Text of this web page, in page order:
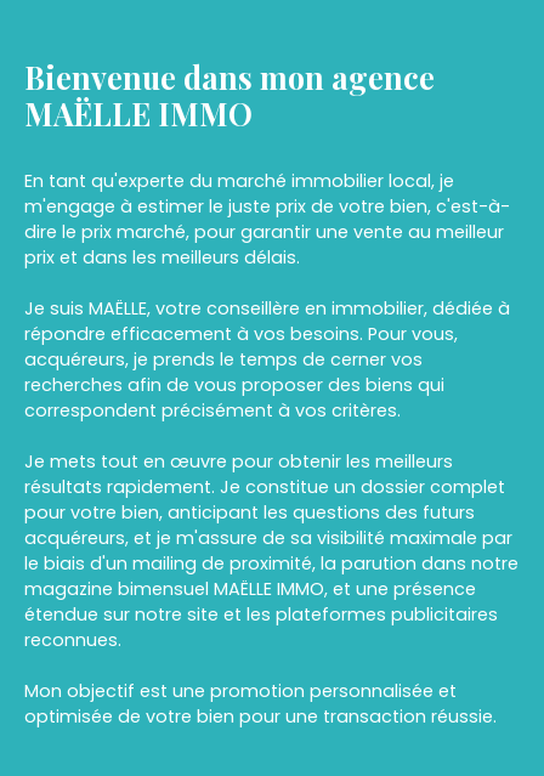
Bienvenue dans mon agence
MAËLLE IMMO
En tant qu'experte du marché immobilier local, je
m'engage à estimer le juste prix de votre bien, c'est-à-
dire le prix marché, pour garantir une vente au meilleur
prix et dans les meilleurs délais.
Je suis MAËLLE, votre conseillère en immobilier, dédiée à
répondre efficacement à vos besoins. Pour vous,
acquéreurs, je prends le temps de cerner vos
recherches afin de vous proposer des biens qui
correspondent précisément à vos critères.
Je mets tout en œuvre pour obtenir les meilleurs
résultats rapidement. Je constitue un dossier complet
pour votre bien, anticipant les questions des futurs
acquéreurs, et je m'assure de sa visibilité maximale par
le biais d'un mailing de proximité, la parution dans notre
magazine bimensuel MAËLLE IMMO, et une présence
étendue sur notre site et les plateformes publicitaires
reconnues.
Mon objectif est une promotion personnalisée et
optimisée de votre bien pour une transaction réussie.